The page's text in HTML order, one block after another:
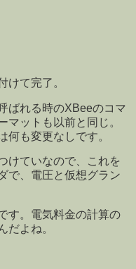
て完了。
ばれる時のXBeeのコマ
マットも以前と同じ。
何も変更なしです。
けていなので、これを
で、電圧と仮想グラン
す。電気料金の計算の
だよね。